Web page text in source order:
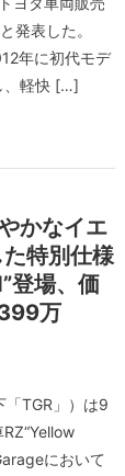
発表した。
年に初代モデ
、軽快 […]
かなイエ
特別仕様
登場、価
万
「TGR」）は9
において